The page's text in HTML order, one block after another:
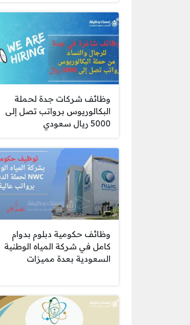
وظائف شركات جدة لحملة
البكالوريوس برواتب تصل إلى
5000 ريال سعودي
وظائف حكومية دبلوم بدوام
كامل في شركة المياه الوطنية
السعودية بعدة مميزات